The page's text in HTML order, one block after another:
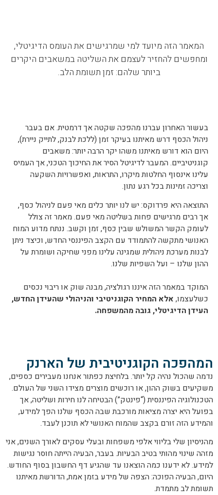
המאמר הזה מיועד למי שמרגישים את העומס הדיגיטלי,
ומחפשים להחזיר לעצמם את השליטה במשאבים היקרים
ביותר שלהם: זמן תשומת הלב.
בעשור האחרון עברנו מהפכה שקטה אך דרמטית. אם בעבר
ניהול הכסף דרש מאיתנו בעיקר זמן (ללכת לבנק, לתייק ניירת),
היום הוא דורש מאיתנו משהו יקר הרבה יותר: משאבים
קוגניטיביים. המעבר לדיגיטל הסיר את החיכוך הטכני, אך העמיס
עלינו אינסוף החלטות מיקרו, התראות, ואפשרויות השקעה
וצריכה זמינות בכל רגע נתון.
התוצאה היא פרדוקס: יש לנו יותר כלים מאי פעם לניהול כסף,
אך רבים מרגישים פחות בשליטה מאי פעם. מאמר זה צולל
לעומק הקשר המשולש שבין כסף, זמן וקשב. ננתח מדוע המוח
האנושי מתקשה להתמודד עם הקצב הפיננסי החדש, וכיצד ניתן
לבנות מערכת ניהולית שמגינה עלינו מפני שחיקה ושומרת על
ההון שלנו – ועל השפיות שלנו.
המוקד במאמר הזה איננו רגולציה, מבנה שוק או ריבוי נכסים
כשלעצמו, אלא המחיר הקוגניטיבי והניהולי שהעידן החדש,
העידן הדיגיטלי, גובה מהמשפחה.
המהפכה הקוגניטיבית של הארנק
נדמה שהכול נהיה קל יותר. בלחיצת כפתור אנחנו מעבירים כספים,
משקיעים בשוק ההון, או רוכשים מוצרים מצידו השני של העולם.
הטכנולוגיה הפיננסית (“פינטק”) הבטיחה לנו חירות ושליטה, אך
בפועל היא יצרה מציאות מורכבת שבה הכסף שלנו הפך למידע,
והמידע הזה זורם בקצב שהמוח האנושי לא תוכנן לעבד.
מהניסיון שלי בליווי אלפי משפחות ובעלי עסקים לאורך השנים, אני
מזהה שינוי מהותי בטיב הבעיות. בעבר, הבעיה הייתה חוסר נגישות
למידע. לא ידענו כמה הוצאנו עד שהגיע דף החשבון בסוף החודש.
היום, הבעיה הפוכה: הצפה של מידע בזמן אמת, הדורשת מאיתנו
תשומת לב מתמדת.